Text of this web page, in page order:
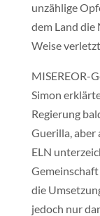
unzählige
dem Land die
Weise
MISEREOR-
Simon
Regierung
Guerilla, aber
ELN
die
jedoch nur